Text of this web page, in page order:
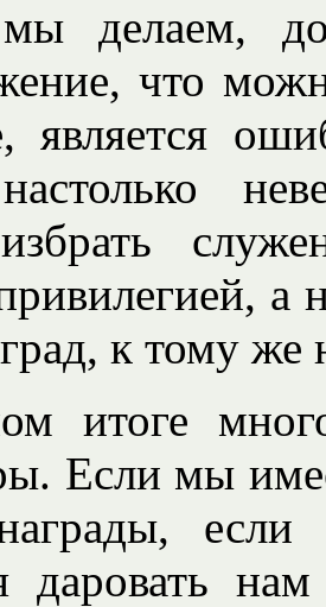
делаем,
что
является
а
к тому же
итоге
Если мы
даровать